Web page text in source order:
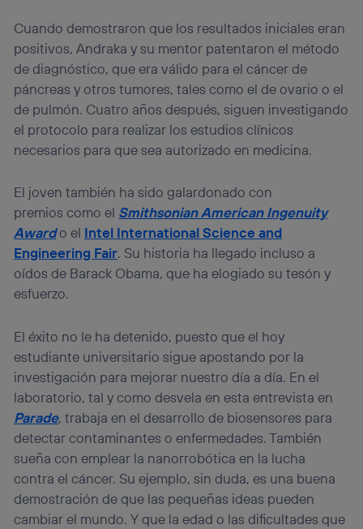
Cuando demostraron que los resultados iniciales eran
positivos, Andraka y su mentor patentaron el método
de diagnóstico, que era válido para el cáncer de
páncreas y otros tumores, tales como el de ovario o el
de pulmón. Cuatro años después, siguen investigando
el protocolo para realizar los estudios clínicos
necesarios para que sea autorizado en medicina.
El joven también ha sido galardonado con
premios como el Smithsonian American Ingenuity
Awardo el Intel International Science and
Engineering Fair. Su historia ha llegado incluso a
oídos de Barack Obama, que ha elogiado su tesón y
esfuerzo.
El éxito no le ha detenido, puesto que el hoy
estudiante universitario sigue apostando por la
investigación para mejorar nuestro día a día. En el
laboratorio, tal y como desvela en esta entrevista en
Parade, trabaja en el desarrollo de biosensores para
detectar contaminantes o enfermedades. También
sueña con emplear la nanorrobótica en la lucha
contra el cáncer. Su ejemplo, sin duda, es una buena
demostración de que las pequeñas ideas pueden
cambiar el mundo. Y que la edad o las dificultades que